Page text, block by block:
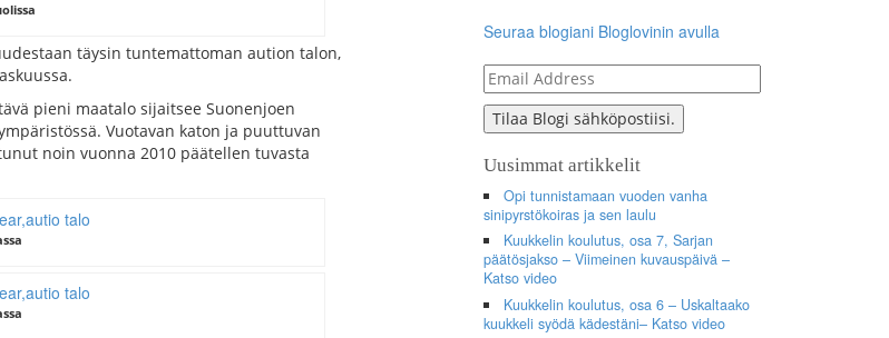
täysin tuntemattoman aution talon,
pieni maatalo sijaitsee Suonenjoen
Vuotavan katon ja puuttuvan
noin vuonna 2010 päätellen tuvasta
Seuraa blogiani Bloglovinin avulla
Email
Address
Tilaa Blogi sähköpostiisi.
Uusimmat artikkelit
Opi tunnistamaan vuoden vanha
sinipyrstökoiras ja sen laulu
Kuukkelin koulutus, osa 7, Sarjan
päätösjakso – Viimeinen kuvauspäivä –
Katso video
Kuukkelin koulutus, osa 6 – Uskaltaako
kuukkeli syödä kädestäni– Katso video